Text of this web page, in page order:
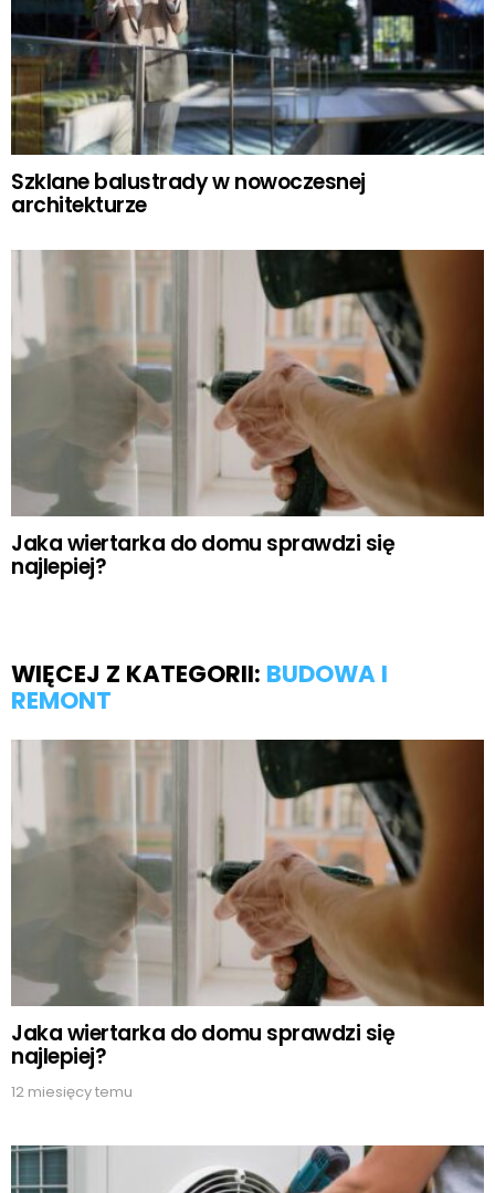
Szklane balustrady w nowoczesnej
architekturze
Jaka wiertarka do domu sprawdzi się
najlepiej?
WIĘCEJ Z KATEGORII: BUDOWA I
REMONT
Jaka wiertarka do domu sprawdzi się
najlepiej?
12 miesięcy temu